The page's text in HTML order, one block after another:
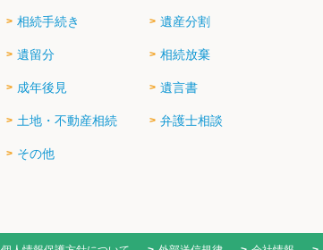
相続手続き 遺産分割
遺留分 相続放棄
成年後見 遺言書
土地・不動産相続 弁護士相談
その他